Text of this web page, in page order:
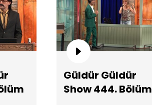
Aile İçi Hiddet 3!
Güldür Güldür
Show 444. Bölüm